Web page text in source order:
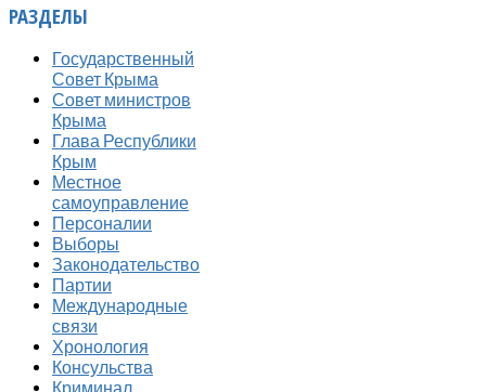
РАЗДЕЛЫ
Государственный
Совет Крыма
Совет министров
Крыма
Глава Республики
Крым
Местное
самоуправление
Персоналии
Выборы
Законодательство
Партии
Международные
связи
Хронология
Консульства
Криминал